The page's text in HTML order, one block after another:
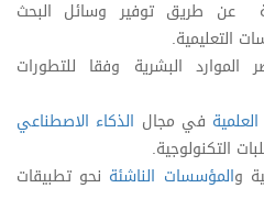
عن طريق توفير وسائل البحث
التعليمية.
البشرية وفقا للتطورات
في مجال الذكاء الاصطناعي
التكنولوجية.
والمؤسسات الناشئة نحو تطبيقات